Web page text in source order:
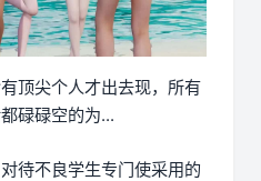
顶尖个人才出去现，所有
碌碌空的为...
待不良学生专门使采用的